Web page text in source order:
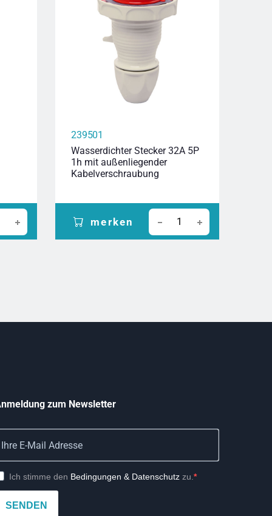
239501
Wasserdichter Stecker 32A 5P
1h mit außenliegender
Kabelverschraubung
merken
zum Newsletter
Ich stimme den Bedingungen & Datenschutz zu.
SENDEN